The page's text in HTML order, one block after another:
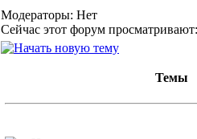
Модераторы: Нет
Сейчас этот форум
Темы